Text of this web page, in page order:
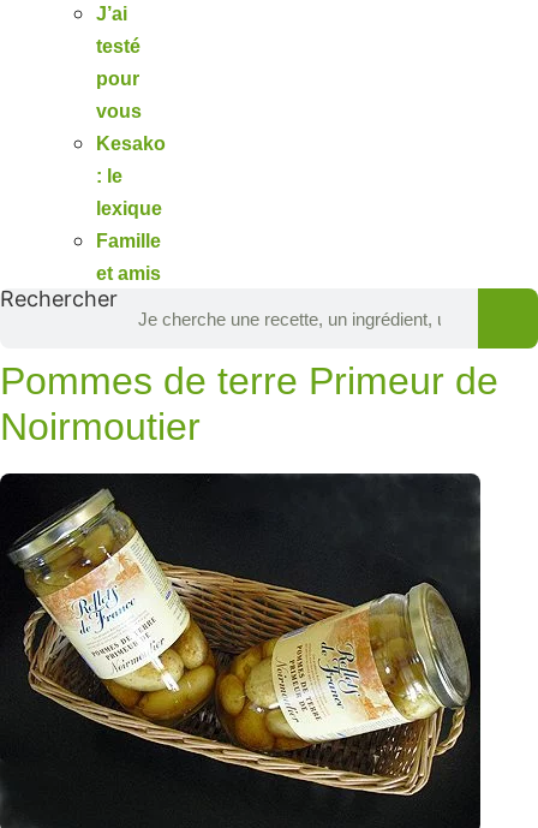
J’ai
testé
pour
vous
Kesako
: le
lexique
Famille
et amis
Rechercher
Pommes de terre Primeur de
Noirmoutier